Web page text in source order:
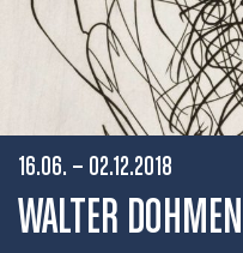
16.06. – 02.12.2018
WALTER DOHMEN